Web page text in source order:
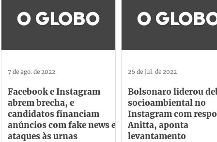
Facebook e Instagram
abrem brecha, e
candidatos financiam
anúncios com fake news e
ataques às urnas
7 de ago. de 2022
Bolsonaro liderou
socioambiental no
Instagram com
Anitta, aponta
levantamento
26 de jul. de 2022